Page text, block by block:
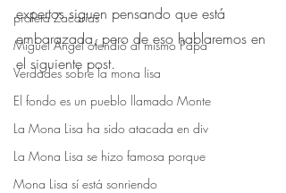
profeta Zacarías
Miguel Ángel ofendió al mismo Papa
Verdades sobre la mona lisa
El fondo es un pueblo llamado Monte
La Mona Lisa ha sido atacada en div
La Mona Lisa se hizo famosa porque
Mona Lisa sí está sonriendo
expertos siguen pensando que está
embarazada, pero de eso hablaremos en
el siguiente post.⠀